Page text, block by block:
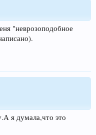
"неврозоподобное
я думала,что это